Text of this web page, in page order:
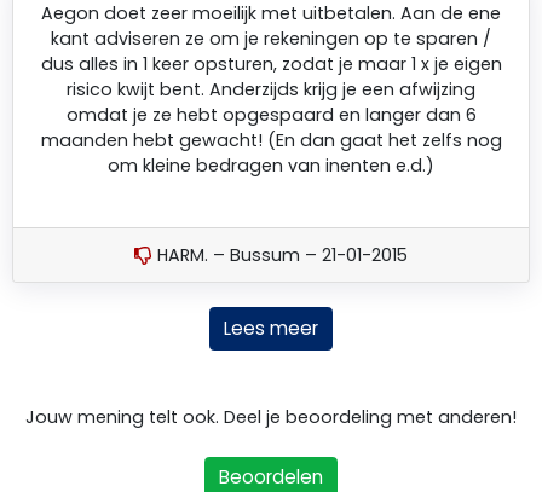
Aegon doet zeer moeilijk met uitbetalen. Aan de ene
kant adviseren ze om je rekeningen op te sparen /
dus alles in 1 keer opsturen, zodat je maar 1 x je eigen
risico kwijt bent. Anderzijds krijg je een afwijzing
omdat je ze hebt opgespaard en langer dan 6
maanden hebt gewacht! (En dan gaat het zelfs nog
om kleine bedragen van inenten e.d.)
HARM. – Bussum – 21-01-2015
Lees meer
Jouw mening telt ook. Deel je beoordeling met anderen!
Beoordelen